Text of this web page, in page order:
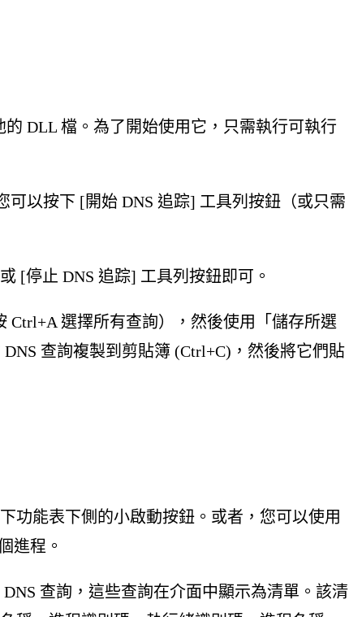
DLL 檔。為了開始使用它，只需執行可執行
可以按下 [開始 DNS 追踪] 工具列按鈕（或只需
[停止 DNS 追踪] 工具列按鈕即可。
Ctrl+A 選擇所有查詢），然後使用「儲存所選
查詢複製到剪貼簿 (Ctrl+C)，然後將它們貼
功能表下側的小啟動按鈕。或者，您可以使用
進程。
查詢，這些查詢在介面中顯示為清單。該清